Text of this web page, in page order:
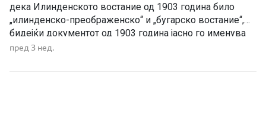
дека Илинденското востание од 1903 година било
„илинденско-преображенско“ и „бугарско востание“,
бидејќи документот од 1903 година јасно го именува
како востание во Македонија, додека Бугарија
четите кон Македонија. Австралискиот весник „Leader“
пред 3 нед.